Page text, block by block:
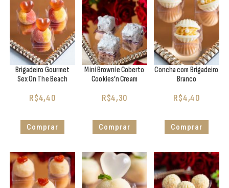
Brigadeiro Gourmet
Sex On The Beach
R$4,40
Comprar
Mini Brownie Coberto
Cookies’n Cream
R$4,30
Comprar
Concha com Brigadeiro
Branco
R$4,40
Comprar